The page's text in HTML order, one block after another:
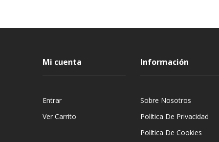
Mi cuenta
Entrar
Ver Carrito
Información
Sobre Nosotros
Política De Privacidad
Política De Cookies